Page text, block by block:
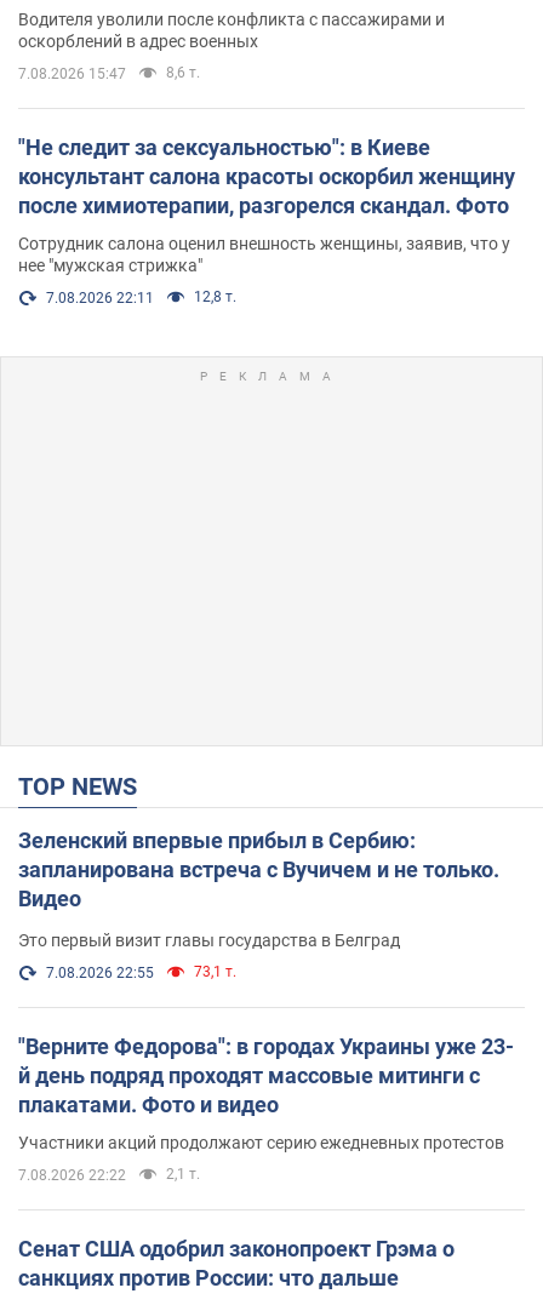
Водителя уволили после конфликта с пассажирами и
оскорблений в адрес военных
7.08.2026 15:47 8,6 т.
"Не следит за сексуальностью": в Киеве
консультант салона красоты оскорбил женщину
после химиотерапии, разгорелся скандал. Фото
Сотрудник салона оценил внешность женщины, заявив, что у
нее "мужская стрижка"
7.08.2026 22:11 12,8 т.
TOP NEWS
Зеленский впервые прибыл в Сербию:
запланирована встреча с Вучичем и не только.
Видео
Это первый визит главы государства в Белград
7.08.2026 22:55 73,1 т.
"Верните Федорова": в городах Украины уже 23-
й день подряд проходят массовые митинги с
плакатами. Фото и видео
Участники акций продолжают серию ежедневных протестов
7.08.2026 22:22 2,1 т.
Сенат США одобрил законопроект Грэма о
санкциях против России: что дальше